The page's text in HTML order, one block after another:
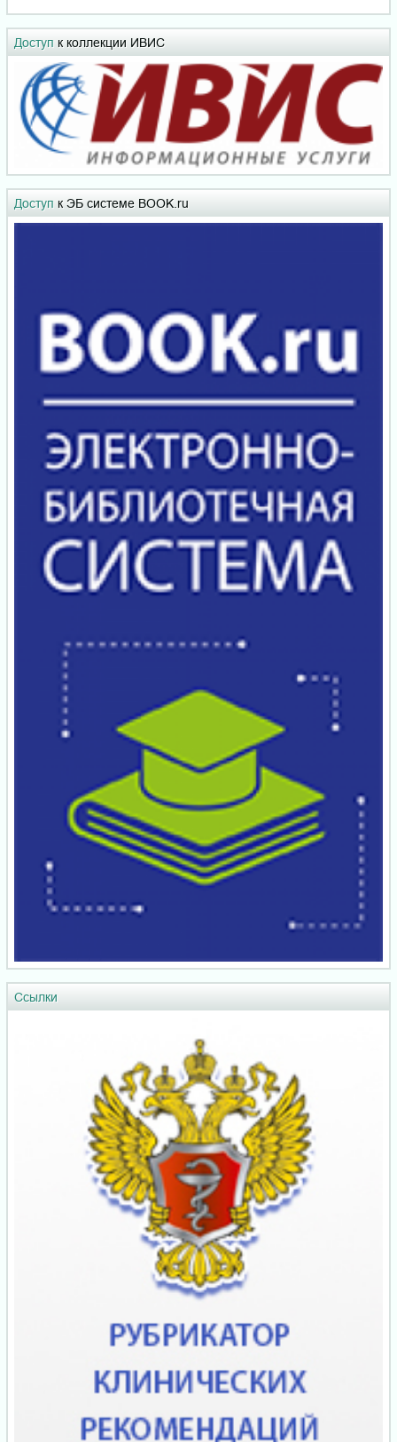
Доступ к коллекции ИВИС
Доступ к ЭБ системе BOOK.ru
Ссылки